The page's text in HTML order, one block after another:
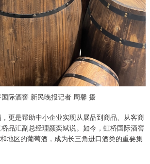
际酒窖 新民晚报记者 周馨 摄
更是帮助中小企业实现从展品到商品、从客商
品汇副总经理颜奕斌说。如今，虹桥国际酒窖
地区的葡萄酒，成为长三角进口酒类的重要集